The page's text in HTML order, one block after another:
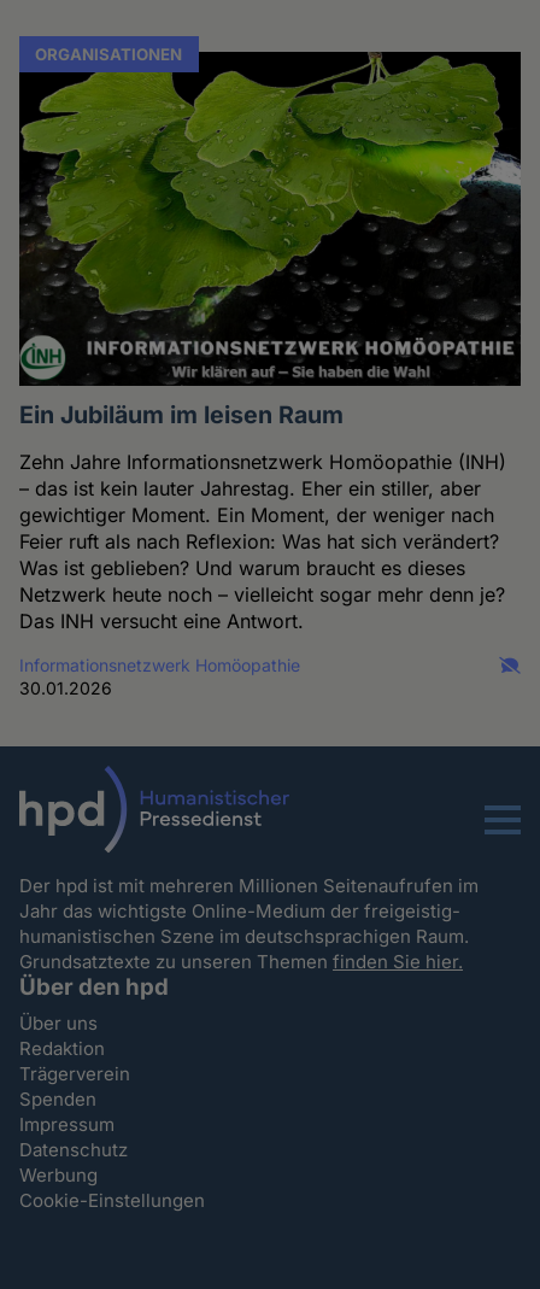
ORGANISATIONEN
Ein Jubiläum im leisen Raum
Zehn Jahre Informationsnetzwerk Homöopathie (INH)
– das ist kein lauter Jahrestag. Eher ein stiller, aber
gewichtiger Moment. Ein Moment, der weniger nach
Feier ruft als nach Reflexion: Was hat sich verändert?
Was ist geblieben? Und warum braucht es dieses
Netzwerk heute noch – vielleicht sogar mehr denn je?
Das INH versucht eine Antwort.
Informationsnetzwerk Homöopathie
30.01.2026
Menu
Der hpd ist mit mehreren Millionen Seitenaufrufen im
Jahr das wichtigste Online-Medium der freigeistig-
humanistischen Szene im deutschsprachigen Raum.
Grundsatztexte zu unseren Themenfinden Sie hier.
Über den hpd
Über uns
Redaktion
Trägerverein
Spenden
Impressum
Datenschutz
Werbung
Cookie-Einstellungen